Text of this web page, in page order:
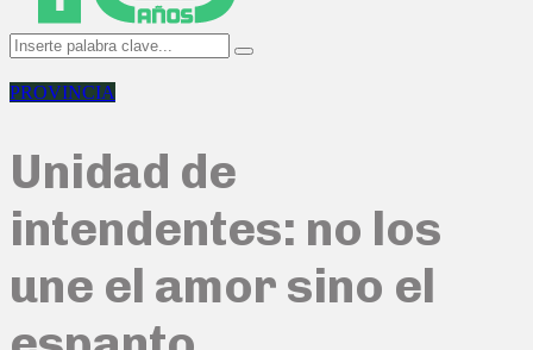
Search
for:
Search
PROVINCIA
Unidad de
intendentes: no los
une el amor sino el